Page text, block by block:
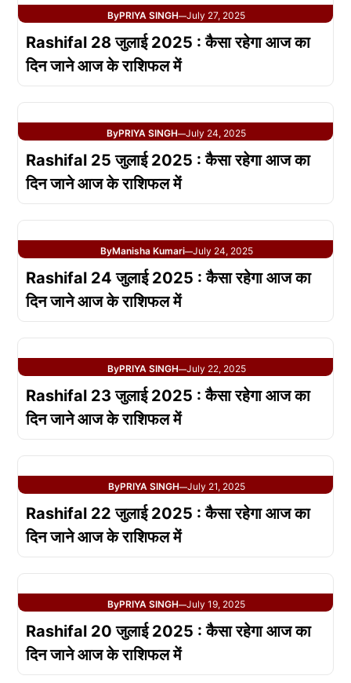
ByPRIYA SINGH—July 27, 2025
Rashifal 28 जुलाई 2025 : कैसा रहेगा आज का
दिन जाने आज के राशिफल में
ByPRIYA SINGH—July 24, 2025
Rashifal 25 जुलाई 2025 : कैसा रहेगा आज का
दिन जाने आज के राशिफल में
ByManisha Kumari—July 24, 2025
Rashifal 24 जुलाई 2025 : कैसा रहेगा आज का
दिन जाने आज के राशिफल में
ByPRIYA SINGH—July 22, 2025
Rashifal 23 जुलाई 2025 : कैसा रहेगा आज का
दिन जाने आज के राशिफल में
ByPRIYA SINGH—July 21, 2025
Rashifal 22 जुलाई 2025 : कैसा रहेगा आज का
दिन जाने आज के राशिफल में
ByPRIYA SINGH—July 19, 2025
Rashifal 20 जुलाई 2025 : कैसा रहेगा आज का
दिन जाने आज के राशिफल में